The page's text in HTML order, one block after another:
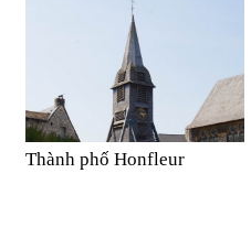
Thành phố Honfleur